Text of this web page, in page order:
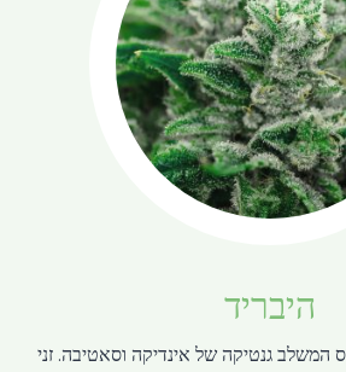
היבריד
המשלב גנטיקה של אינדיקה וסאטיבה. זני